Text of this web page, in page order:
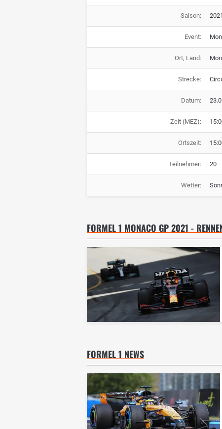
Saison: 2021
Event:
Ort, Land:
Strecke:
Datum:
Zeit (MEZ):
Ortszeit:
Teilnehmer: 20
Wetter:
FORMEL 1 MONACO GP 2021 -
FORMEL 1 NEWS